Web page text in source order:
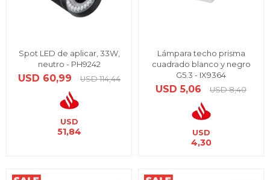
Spot LED de aplicar, 33W,
neutro - PH9242
USD 60,99 USD 114,44
USD
51,84
Lámpara techo prisma
cuadrado blanco y negro
G5.3 - IX9364
USD 5,06 USD 8,40
USD
4,30